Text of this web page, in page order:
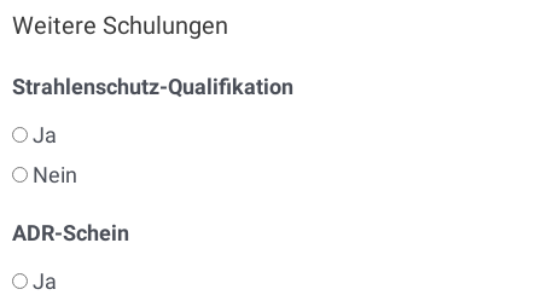
Weitere Schulungen
Strahlenschutz-Qualifikation
Ja
Nein
ADR-Schein
Ja